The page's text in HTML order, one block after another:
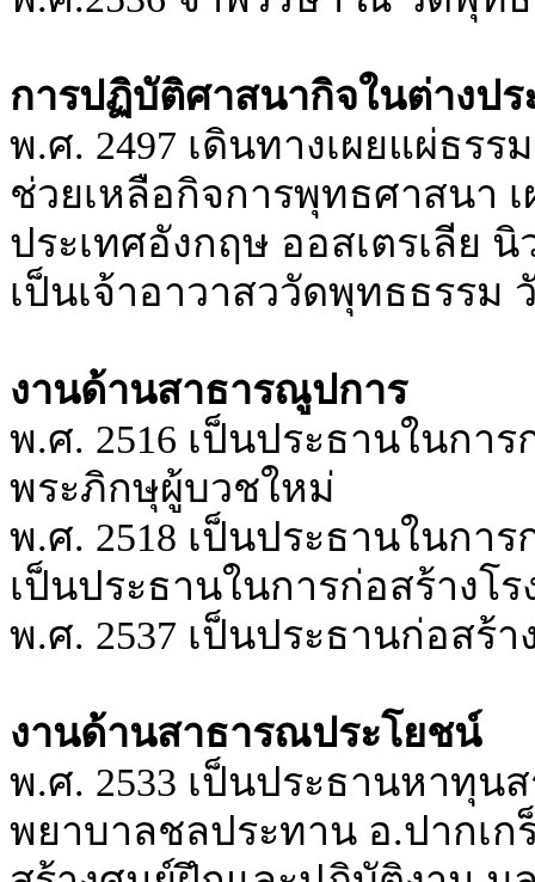
การปฏิบัติศาสนากิจในต่างปร
พ.ศ. 2497 เดินทางเผยแผ่ธรร
ช่วยเหลือกิจการพุทธศาสนา
ประเทศอังกฤษ ออสเตรเลีย
เป็นเจ้าอาวาสววัดพุทธธรรม
งานด้านสาธารณูปการ
พ.ศ. 2516 เป็นประธานในกา
พระภิกษุผู้บวชใหม่
พ.ศ. 2518 เป็นประธานในกา
เป็นประธานในการก่อสร้างโ
พ.ศ. 2537 เป็นประธานก่อสร้
งานด้านสาธารณประโยชน์
พ.ศ. 2533 เป็นประธานหาทุน
พยาบาลชลประทาน อ.ปากเก